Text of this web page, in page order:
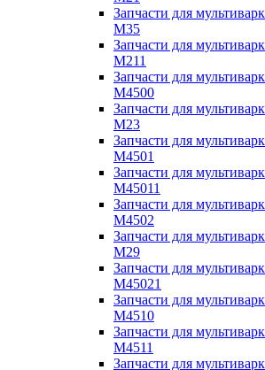
Запчасти для
M35
Запчасти для
M211
Запчасти для
M4500
Запчасти для
M23
Запчасти для
M4501
Запчасти для
M45011
Запчасти для
M4502
Запчасти для
M29
Запчасти для
M45021
Запчасти для
M4510
Запчасти для
M4511
Запчасти для